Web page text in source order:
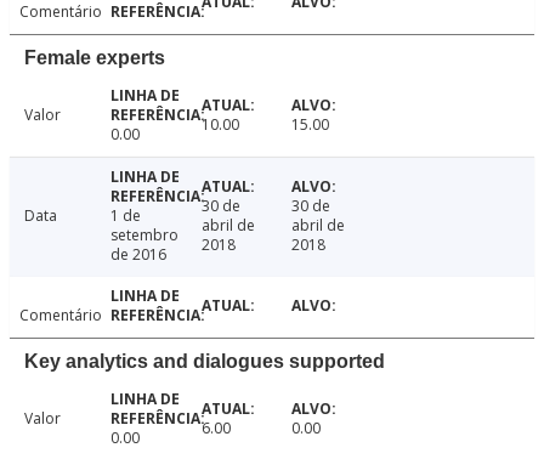
Comentário
Female experts
Valor
0.00
10.00 15.00
Data
1 de
setembro
de 2016
30 de
abril de
2018
30 de
abril de
2018
Comentário
Key analytics and dialogues supported
Valor
0.00
6.00 0.00